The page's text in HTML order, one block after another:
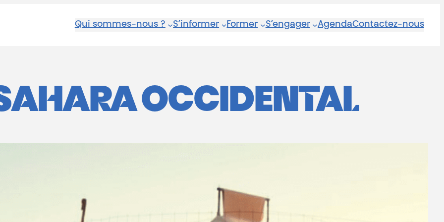
Qui sommes-nous ? S’informer Former S’engager AgendaContactez-nous
OCCIDENTAL